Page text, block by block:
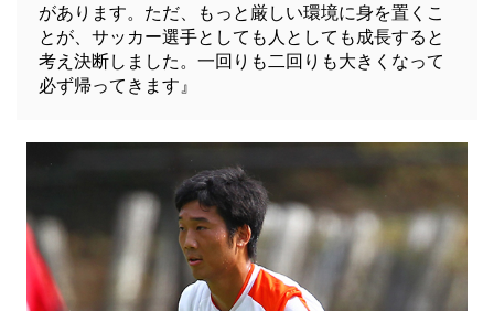
があります。ただ、もっと厳しい環境に身を置くこ
とが、サッカー選手としても人としても成長すると
考え決断しました。一回りも二回りも大きくなって
必ず帰ってきます』